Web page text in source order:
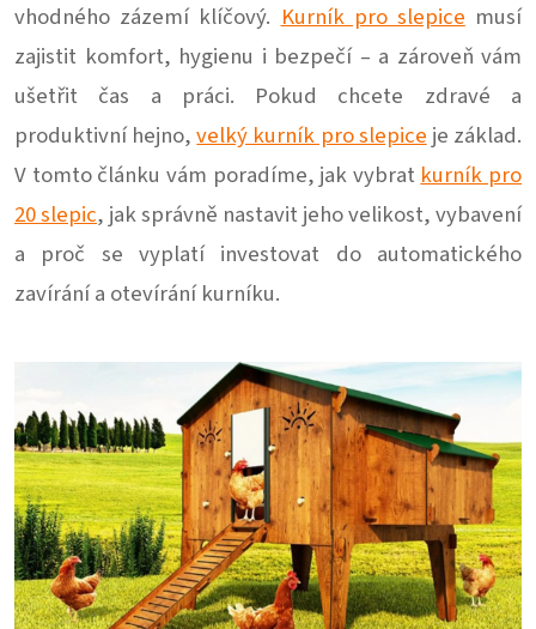
vhodného zázemí klíčový. Kurník pro slepice musí
zajistit komfort, hygienu i bezpečí – a zároveň vám
ušetřit čas a práci. Pokud chcete zdravé a
produktivní hejno,velký kurník pro slepice je základ.
V tomto článku vám poradíme, jak vybrat kurník pro
20 slepic, jak správně nastavit jeho velikost, vybavení
a proč se vyplatí investovat do automatického
zavírání a otevírání kurníku.